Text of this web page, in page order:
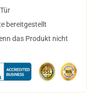
bereitgestellt
das Produkt nicht